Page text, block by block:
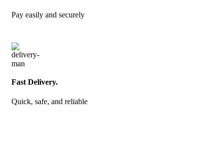
Pay easily and securely
Fast Delivery.
Quick, safe, and reliable